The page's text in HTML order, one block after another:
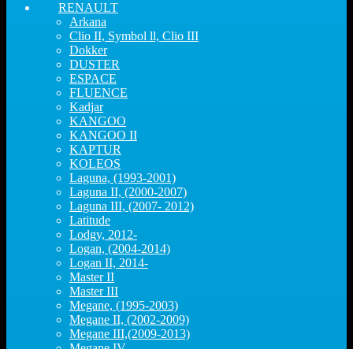
RENAULT
Arkana
Clio II, Symbol ll, Clio III
Dokker
DUSTER
ESPACE
FLUENCE
Kadjar
KANGOO
KANGOO II
KAPTUR
KOLEOS
Laguna, (1993-2001)
Laguna II, (2000-2007)
Laguna III, (2007- 2012)
Latitude
Lodgy, 2012-
Logan, (2004-2014)
Logan II, 2014-
Master II
Master III
Megane, (1995-2003)
Megane II, (2002-2009)
Megane III,(2009-2013)